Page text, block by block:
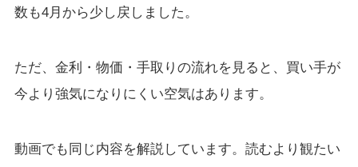
数も4月から少し戻しました。
ただ、金利・物価・手取りの流れを見ると、買い手が
今より強気になりにくい空気はあります。
動画でも同じ内容を解説しています。読むより観たい